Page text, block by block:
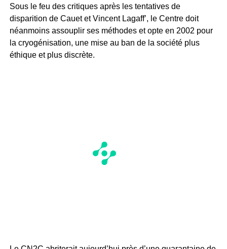
Sous le feu des critiques après les tentatives de
disparition de Cauet et Vincent Lagaff’, le Centre doit
néanmoins assouplir ses méthodes et opte en 2002 pour
la cryogénisation, une mise au ban de la société plus
éthique et plus discrète.